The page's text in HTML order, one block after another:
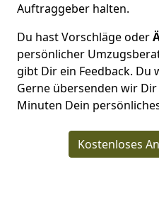
Auftraggeber halten.
Du hast Vorschläge oder
persönlicher
gibt Dir ein Feedback. Du
Gerne übersenden wir
Minuten Dein
Kostenloses